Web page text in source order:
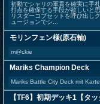
初動でシャリの軍貫を確実に手
打点を確保する手段が欲しいと
リスダーコブセットを呼び出し
ュージョンでシ...
モリンフェン様(原石軸)
m@ckie
Mariks Champion Deck
Mariks Battle City Deck mit
【TF6】初期デッキ1【タッ